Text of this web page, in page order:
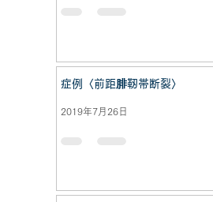
症例〈前距腓靭帯断裂〉
2019年7月26日